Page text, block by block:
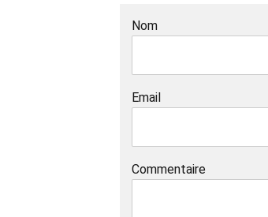
Nom
Email
Commentaire